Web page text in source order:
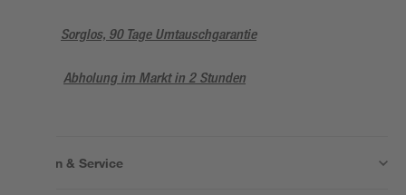
Sorglos, 90 Tage Umtauschgarantie
Abholung im Markt in 2 Stunden
Wissen & Service